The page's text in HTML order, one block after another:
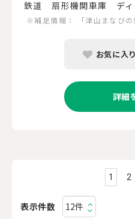
鉄道 扇形機関車庫 ディ
※補足情報： 「津山まなびの
お気に入
詳細
1 2
表示件数